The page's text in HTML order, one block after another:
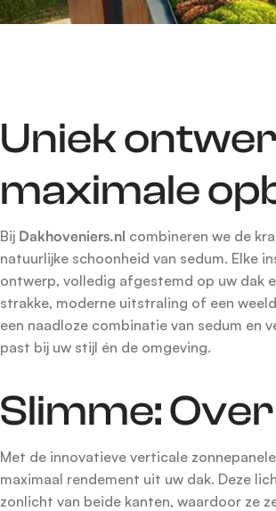
Uniek
maximale
Bij Dakhoveniers.nl combineren we de
natuurlijke schoonheid van sedum. Elke
ontwerp, volledig afgestemd op uw dak
strakke, moderne uitstraling of een
een naadloze combinatie van sedum en
past bij uw stijl én de omgeving.
Slimme:
Met de innovatieve verticale
maximaal rendement uit uw dak. Deze
zonlicht van beide kanten, waardoor ze